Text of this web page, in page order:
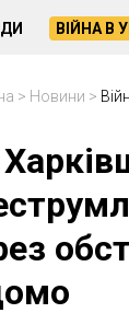
ВІЙНА В
> Новини >